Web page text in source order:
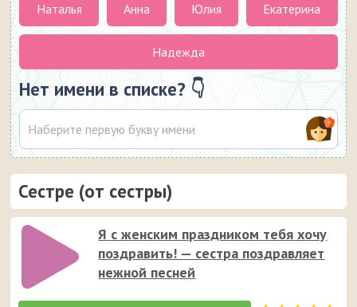
Наталья Анна Юлия Екатерина
Надежда
Нет имени в списке? 👇
Сестре (от сестры)
Я с женским праздником тебя хочу
поздравить! — сестра поздравляет
нежной песней